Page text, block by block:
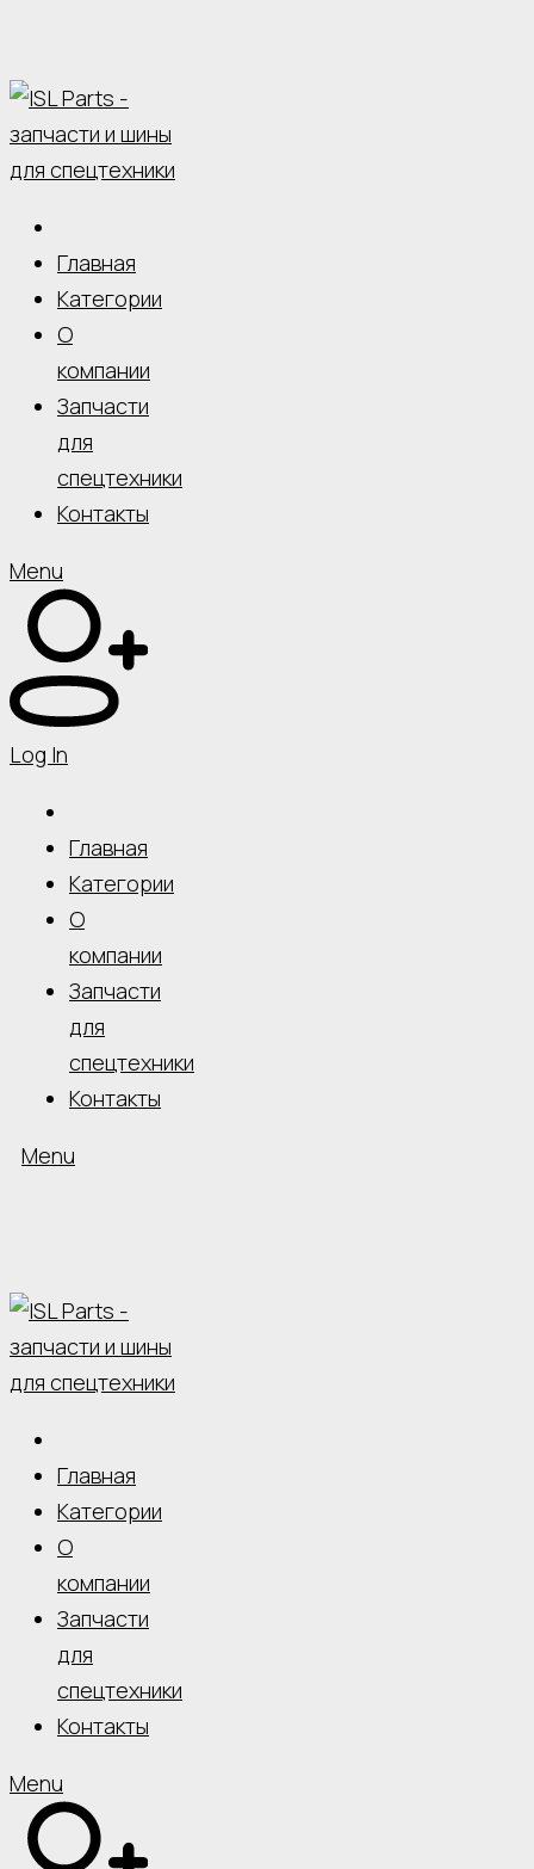
Главная
Категории
О
компании
Запчасти
для
спецтехники
Контакты
Menu
Log In
Главная
Категории
О
компании
Запчасти
для
спецтехники
Контакты
Menu
Главная
Категории
О
компании
Запчасти
для
спецтехники
Контакты
Menu